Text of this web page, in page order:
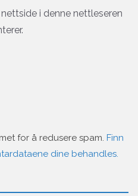
i denne nettleseren
for å redusere spam. Finn
dine behandles.